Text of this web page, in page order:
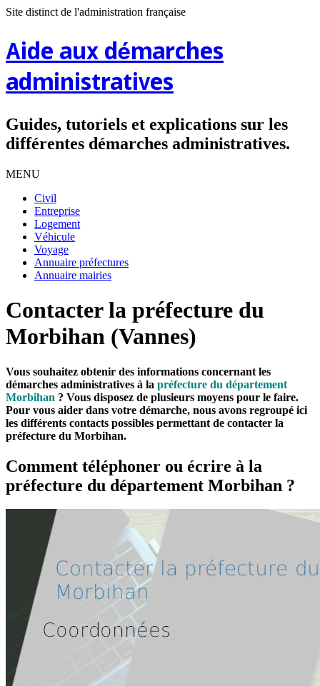
Site distinct de l'administration française
Aide aux démarches
administratives
Guides, tutoriels et explications sur les
différentes démarches administratives.
MENU
Civil
Entreprise
Logement
Véhicule
Voyage
Annuaire préfectures
Annuaire mairies
Contacter la préfecture du
Morbihan (Vannes)
Vous souhaitez obtenir des informations concernant les
démarches administratives à la préfecture du département
Morbihan ? Vous disposez de plusieurs moyens pour le faire.
Pour vous aider dans votre démarche, nous avons regroupé ici
les différents contacts possibles permettant de contacter la
préfecture du Morbihan.
Comment téléphoner ou écrire à la
préfecture du département Morbihan ?